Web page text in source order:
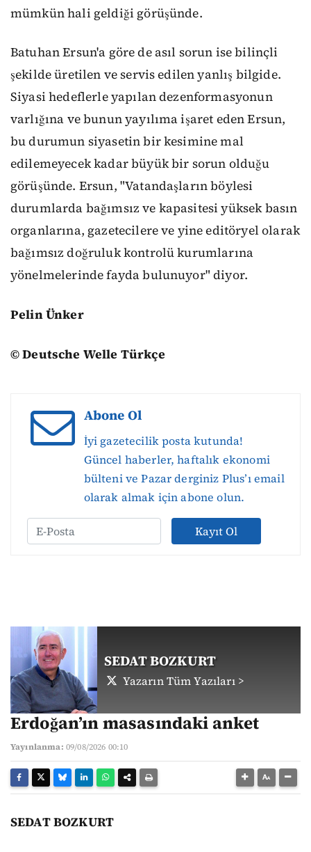
mümkün hali geldiği görüşünde.
Batuhan Ersun'a göre de asıl sorun ise bilinçli
şekilde üretilen ve servis edilen yanlış bilgide.
Siyasi hedeflerle yapılan dezenformasyonun
varlığına ve bunun yayılıma işaret eden Ersun,
bu durumun siyasetin bir kesimine mal
edilemeyecek kadar büyük bir sorun olduğu
görüşünde. Ersun, "Vatandaşların böylesi
durumlarda bağımsız ve kapasitesi yüksek basın
organlarına, gazetecilere ve yine editöryel olarak
bağımsız doğruluk kontrolü kurumlarına
yönelmelerinde fayda bulunuyor" diyor.
Pelin Ünker
© Deutsche Welle Türkçe
Abone Ol
İyi gazetecilik posta kutunda!
Güncel haberler, haftalık ekonomi
bülteni ve Pazar derginiz Plus’ı email
olarak almak için abone olun.
Kayıt Ol
SEDAT BOZKURT
Yazarın Tüm Yazıları >
Erdoğan’ın masasındaki anket
Yayınlanma: 09/08/2026 00:10
SEDAT BOZKURT